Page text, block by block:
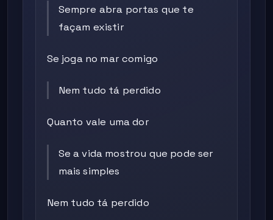
Sempre abra portas que te
façam existir
Se joga no mar comigo
Nem tudo tá perdido
Quanto vale uma dor
Se a vida mostrou que pode ser
mais simples
Nem tudo tá perdido